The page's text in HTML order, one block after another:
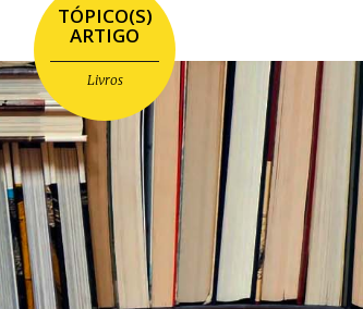
TÓPICO(S)
ARTIGO
Livros